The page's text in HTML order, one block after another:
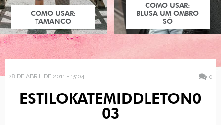
COMO USAR:
TAMANCO
COMO USAR:
BLUSA UM OMBRO
SÓ
28 DE ABRIL DE 2011 - 15:04 0
ESTILOKATEMIDDLETON0
03